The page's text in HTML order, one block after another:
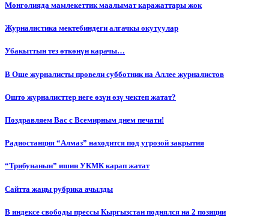
Монголияда мамлекеттик маалымат каражаттары жок
Журналистика мектебиндеги алгачкы окутуулар
Убакыттын тез өткөнүн карачы…
В Оше журналисты провели субботник на Аллее журналистов
Ошто журналисттер неге өзүн өзү чектеп жатат?
Поздравляем Вас с Всемирным днем печати!
Радиостанция “Алмаз” находится под угрозой закрытия
“Трибунанын” ишин УКМК карап жатат
Сайтта жаңы рубрика ачылды
В индексе свободы прессы Кыргызстан поднялся на 2 позиции